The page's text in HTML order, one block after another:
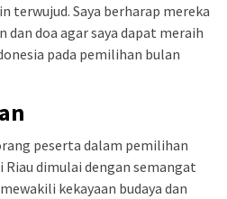
terwujud. Saya berharap mereka
doa agar saya dapat meraih
pada pemilihan bulan
peserta dalam pemilihan
dimulai dengan semangat
kekayaan budaya dan